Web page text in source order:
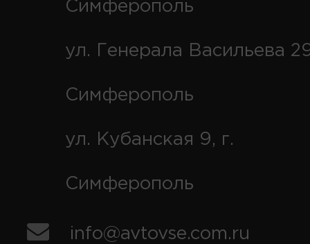
Симферополь
ул. Генерала Васильева
Симферополь
ул. Кубанская 9, г.
Симферополь
info@avtovse.com.ru